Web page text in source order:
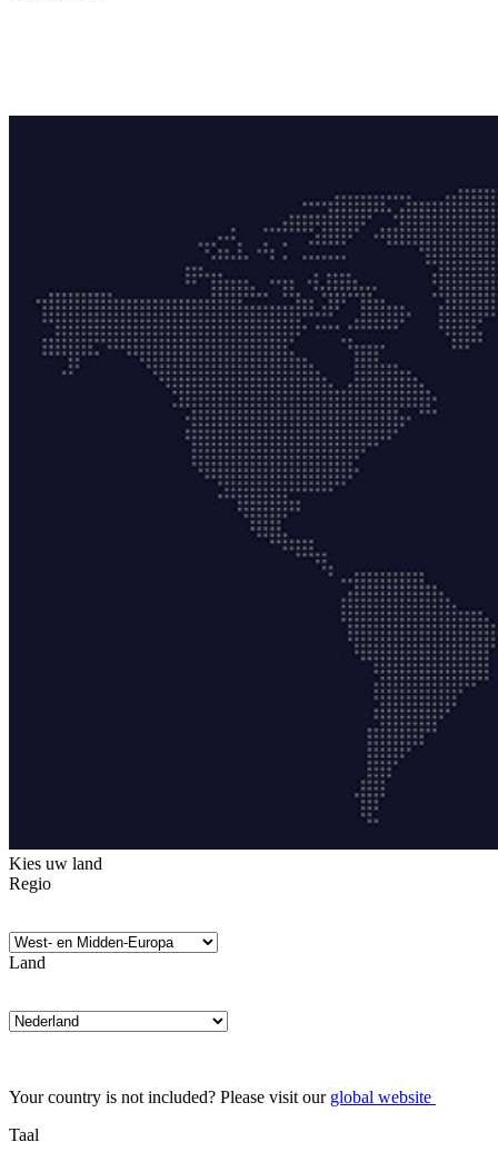
Kies uw land
Regio
Land
Your country is not included? Please visit our global website
Taal